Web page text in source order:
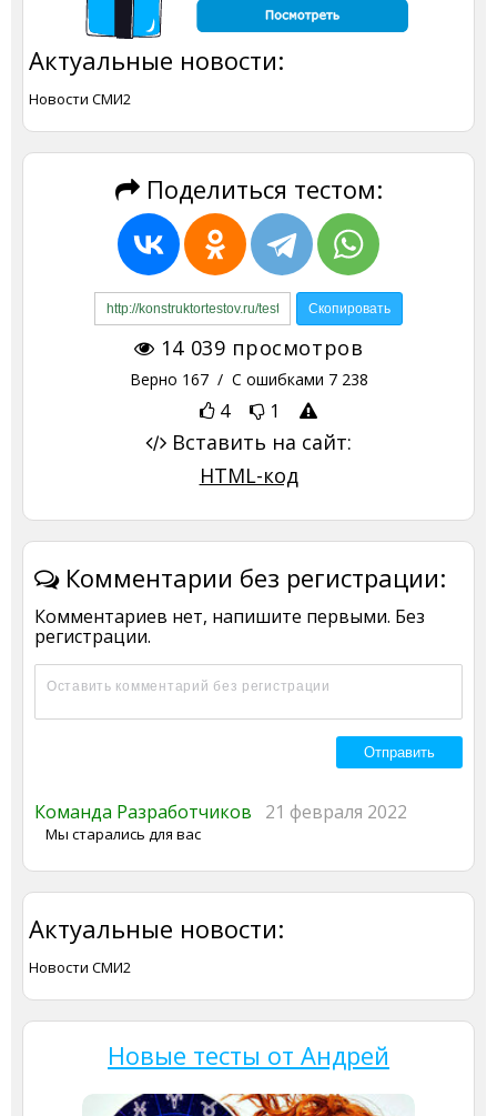
Актуальные новости:
Новости СМИ2
Поделиться тестом:
14 039 просмотров
Верно 167/ С ошибками 7 238
4 1
Вставить на сайт:
HTML-код
Комментарии без регистрации:
Комментариев нет, напишите первыми. Без
регистрации.
Команда Разработчиков 21 февраля 2022
Мы старались для вас
Актуальные новости:
Новости СМИ2
Новые тесты от Андрей